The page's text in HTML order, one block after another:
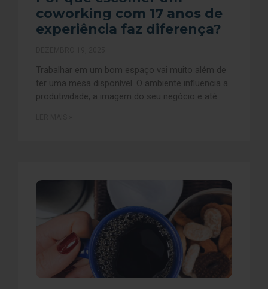
coworking com 17 anos de
experiência faz diferença?
Trabalhar em um bom espaço vai muito além de
ter uma mesa disponível. O ambiente influencia a
produtividade, a imagem do seu negócio e até